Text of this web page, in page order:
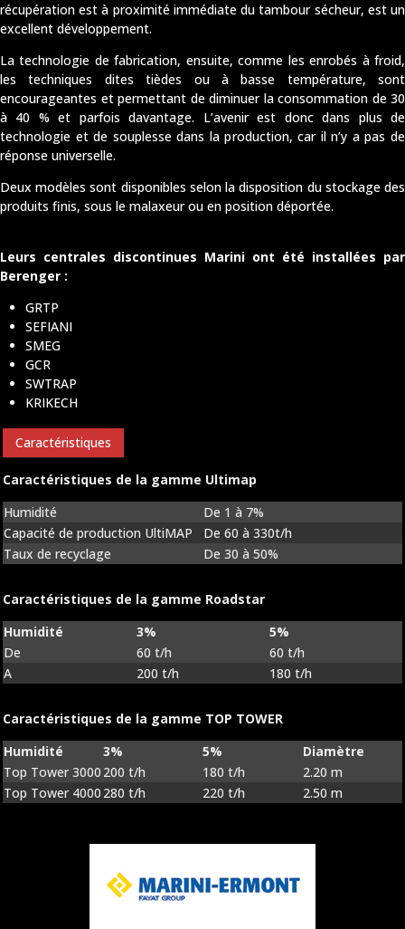
récupération est à proximité immédiate du tambour sécheur, est un
excellent développement.
La technologie de fabrication, ensuite, comme les enrobés à froid,
les techniques dites tièdes ou à basse température, sont
encourageantes et permettant de diminuer la consommation de 30
à 40 % et parfois davantage. L’avenir est donc dans plus de
technologie et de souplesse dans la production, car il n’y a pas de
réponse universelle.
Deux modèles sont disponibles selon la disposition du stockage des
produits finis, sous le malaxeur ou en position déportée.
Leurs centrales discontinues Marini ont été installées par
Berenger :
GRTP
SEFIANI
SMEG
GCR
SWTRAP
KRIKECH
Caractéristiques
Caractéristiques de la gamme Ultimap
Humidité
De 1 à 7%
Capacité de production UltiMAP
De 60 à 330t/h
Taux de recyclage
De 30 à 50%
Caractéristiques de la gamme Roadstar
Humidité
3%
5%
De
60 t/h
60 t/h
A
200 t/h 180 t/h
Caractéristiques de la gamme TOP TOWER
Humidité
3% 5%
Diamètre
Top Tower 3000 200 t/h 180 t/h
2.20 m
Top Tower 4000 280 t/h 220 t/h 2.50 m